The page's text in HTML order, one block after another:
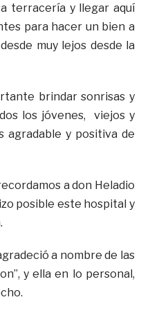
terracería y llegar aquí
para hacer un bien a
muy lejos desde la
brindar sonrisas y
los jóvenes, viejos y
agradable y positiva de
a don Heladio
posible este hospital y
a nombre de las
y ella en lo personal,